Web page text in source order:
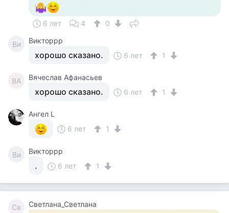
6 лет 4 0
Ви Викторрр
хорошо сказано. 6 лет 1
ВА Вячеслав Афанасьев
хорошо сказано. 6 лет 1
Ангел L
6 лет
1
Ви Викторрр
. 6 лет 1
Св Светлана_Светлана